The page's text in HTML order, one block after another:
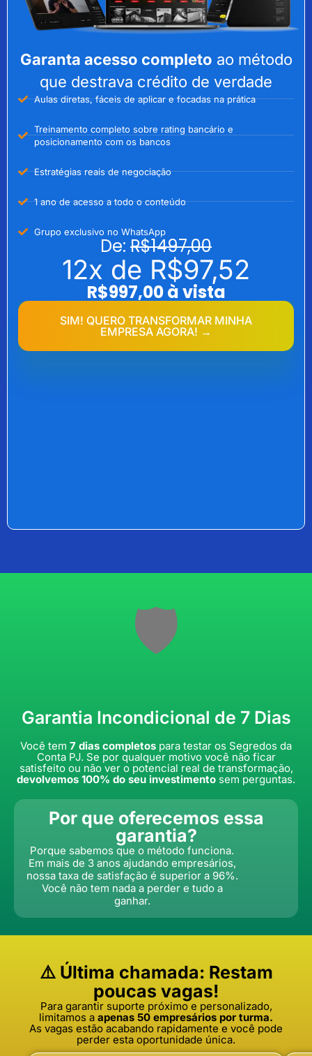
Garanta acesso completo ao método
que destrava crédito de verdade
Aulas diretas, fáceis de aplicar e focadas na prática
Treinamento completo sobre rating bancário e
posicionamento com os bancos
Estratégias reais de negociação
1 ano de acesso a todo o conteúdo
Grupo exclusivo no WhatsApp
De: R$1497,00
12x de R$97,52
R$997,00 à vista
SIM! QUERO TRANSFORMAR MINHA
EMPRESA AGORA! →
🛡️
Garantia Incondicional de 7 Dias
Você tem 7 dias completos para testar os Segredos da
Conta PJ. Se por qualquer motivo você não ficar
satisfeito ou não ver o potencial real de transformação,
devolvemos 100% do seu investimento sem perguntas.
Por que oferecemos essa
garantia?
Porque sabemos que o método funciona.
Em mais de 3 anos ajudando empresários,
nossa taxa de satisfação é superior a 96%.
Você não tem nada a perder e tudo a
ganhar.
⚠️ Última chamada: Restam
poucas vagas!
Para garantir suporte próximo e personalizado,
limitamos a apenas 50 empresários por turma.
As vagas estão acabando rapidamente e você pode
perder esta oportunidade única.